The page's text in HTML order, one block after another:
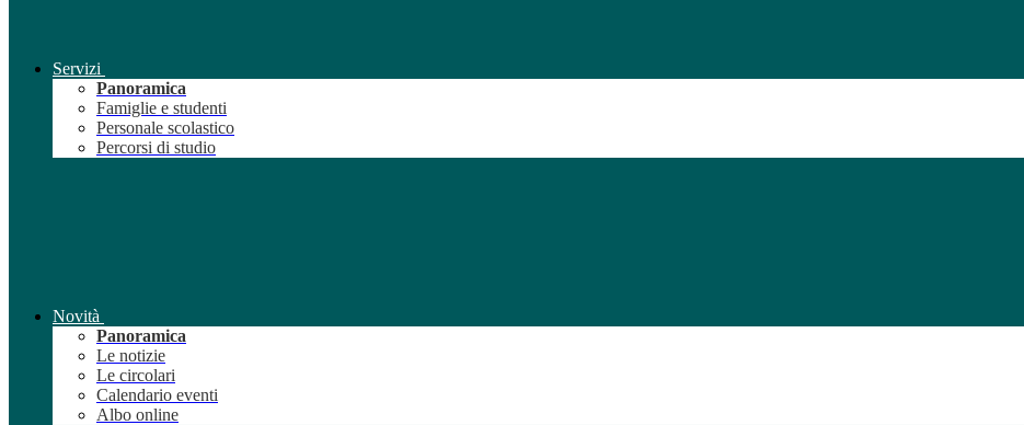
Servizi
Panoramica
Famiglie e studenti
Personale scolastico
Percorsi di studio
Novità
Panoramica
Le notizie
Le circolari
Calendario eventi
Albo online